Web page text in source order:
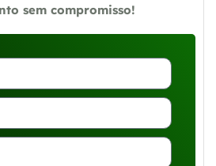
sem compromisso!